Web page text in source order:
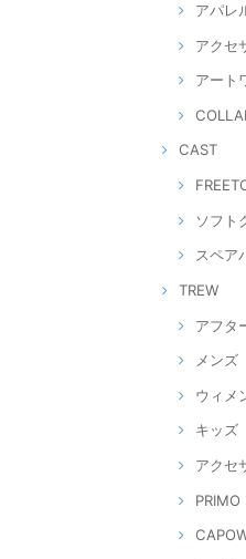
アパレ
アクセ
アート
CAST
ソフト
スペア
TREW
アフタ
メンズ
ウィメ
キッズ
アクセ
PRIMO